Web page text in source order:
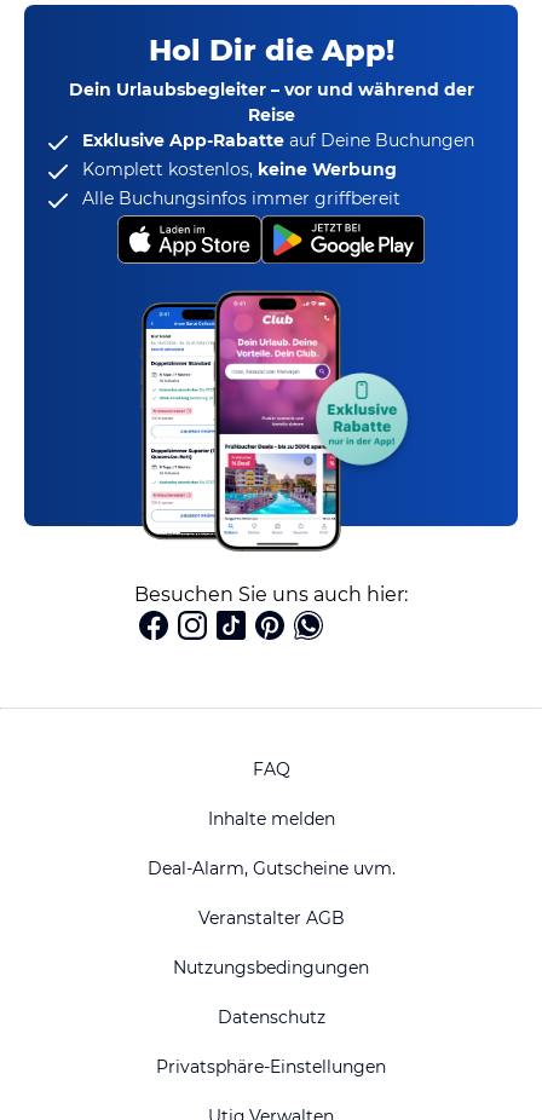
Hol Dir die App!
Dein Urlaubsbegleiter – vor und während der
Reise
Exklusive App-Rabatte auf Deine Buchungen
Komplett kostenlos, keine Werbung
Alle Buchungsinfos immer griffbereit
Besuchen Sie uns auch hier:
FAQ
Inhalte melden
Deal-Alarm, Gutscheine uvm.
Veranstalter AGB
Nutzungsbedingungen
Datenschutz
Privatsphäre-Einstellungen